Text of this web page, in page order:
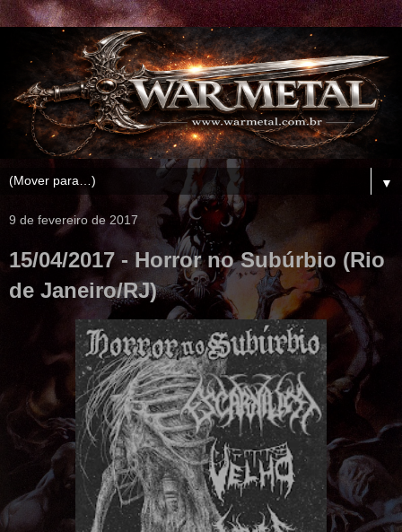
▼
9 de fevereiro de 2017
15/04/2017 - Horror no Subúrbio (Rio
de Janeiro/RJ)